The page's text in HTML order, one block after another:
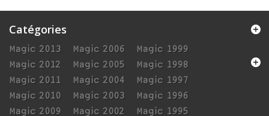
Catégories
Magic 2013
Magic 2012
Magic 2011
Magic 2010
Magic 2009
Magic 2006
Magic 2005
Magic 2004
Magic 2003
Magic 2002
Magic 1999
Magic 1998
Magic 1997
Magic 1996
Magic 1995